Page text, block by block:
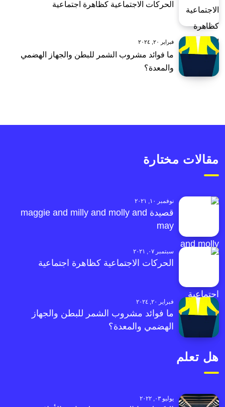
الحركات الاجتماعية كظاهرة اجتماعية
فبراير ٢٠, ٢٠٢٤
ما فوائد مشروب الشمر للبطن والجهاز الهضمي
والمعدة؟
مقالات مختارة
نوفمبر ١٠, ٢٠٢١
قصيدة maggie and milly and molly and
may
سبتمبر ٠٧, ٢٠٢١
الحركات الاجتماعية كظاهرة اجتماعية
فبراير ٢٠, ٢٠٢٤
ما فوائد مشروب الشمر للبطن والجهاز
الهضمي والمعدة؟
هل تعلم
يوليو ٠٣, ٢٠٢٢